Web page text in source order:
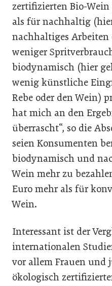
zertifizierten Bio-
als für nachhaltig
nachhaltiges Arbeiten
weniger
biodynamisch (hier
wenig künstliche
Rebe oder den Wein)
hat mich an den
überrascht“, so die
seien Konsumenten
biodynamisch und
Wein mehr zu
Euro mehr als für
Wein.
Interessant ist der
internationalen
vor allem Frauen und
ökologisch